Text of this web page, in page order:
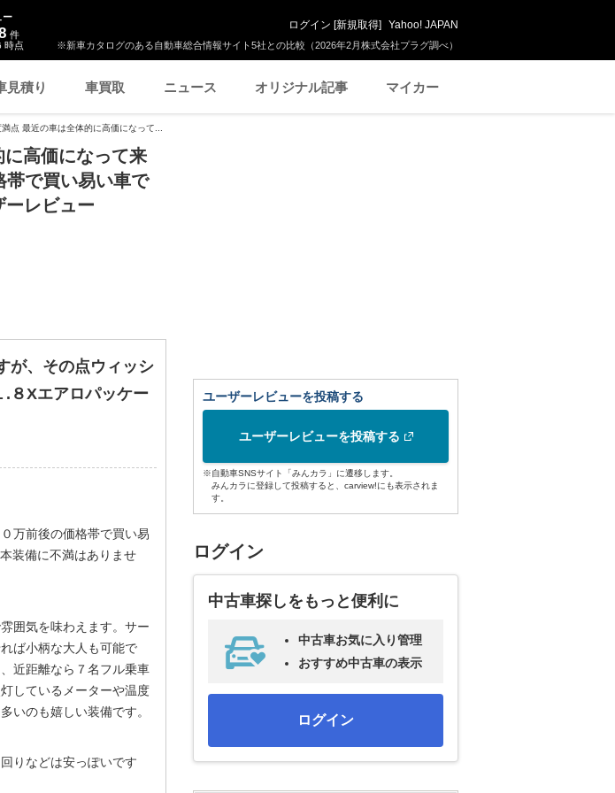
※新車カタログのある自動車総合情報サイト5社との比較（2026年2月株式会社プラグ調べ）
ー
件
時点
ログイン [新規取得] Yahoo! JAPAN
見積り 車買取 ニュース オリジナル記事 マイカー
点 最近の車は全体的に高価になって...
に高価になって来
帯で買い易い車で
ーレビュー
が、その点ウィッシ
.８Xエアロパッケー
万前後の価格帯で買い易
装備に不満はありませ
囲気を味わえます。サー
ば小柄な大人も可能で
近距離なら７名フル乗車
しているメーターや温度
いのも嬉しい装備です。
りなどは安っぽいです
ユーザーレビューを投稿する
ユーザーレビューを投稿する
※自動車SNSサイト「みんカラ」に遷移します。
みんカラに登録して投稿すると、carview!にも表示されま
す。
ログイン
中古車探しをもっと便利に
中古車お気に入り管理
おすすめ中古車の表示
ログイン